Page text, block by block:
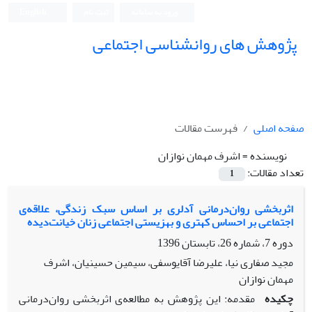
پژوهش های روانشناسی اجتماعی
صفحه اصلی
فهرست مقالات
نویسنده =اشرف مهمان نوازان
تعداد مقالات:
1
اثربخشی روان‌درمانی آدلری بر اساس سبک زندگی، علاقه‌ی
اجتماعی بر احساس کهتری و بهزیستی اجتماعی زنان خیانت‌دیده
دوره 7، شماره 26، تابستان 1396
مجید صفاری نیا، علیرضا آقایوسفی، سیمین حسینیان، اشرف
مهمان نوازان
چکیده مقدمه: این پژوهش به مطالعه‌ی اثربخشی روان‌درمانی